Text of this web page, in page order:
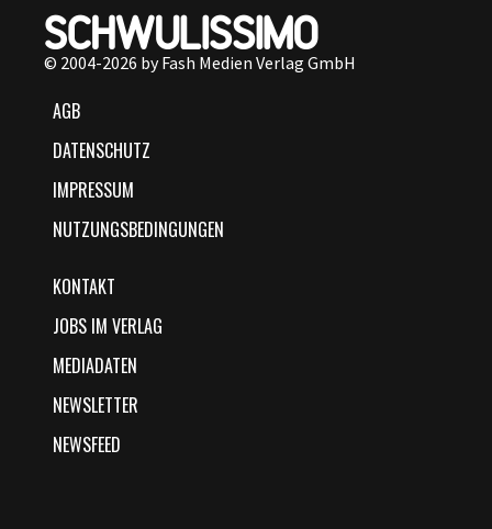
© 2004-2026 by Fash Medien Verlag GmbH
AGB
DATENSCHUTZ
IMPRESSUM
NUTZUNGSBEDINGUNGEN
KONTAKT
JOBS IM VERLAG
MEDIADATEN
NEWSLETTER
NEWSFEED